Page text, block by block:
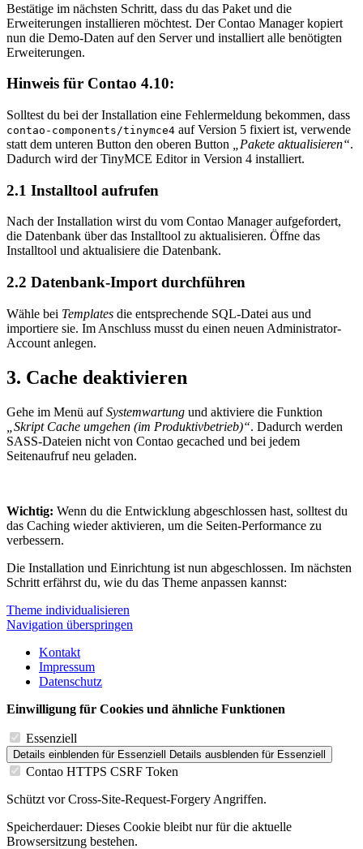
Bestätige im nächsten Schritt, dass du das Paket und die
Erweiterungen installieren möchtest. Der Contao Manager kopiert
nun die Demo-Daten auf den Server und installiert alle benötigten
Erweiterungen.
Hinweis für Contao 4.10:
Solltest du bei der Installation eine Fehlermeldung bekommen, dass
contao-components/tinymce4 auf Version 5 fixiert ist, verwende
statt dem unteren Button den oberen Button
„Pakete aktualisieren“.
Dadurch wird der TinyMCE Editor in Version 4 installiert.
2.1 Installtool aufrufen
Nach der Installation wirst du vom Contao Manager aufgefordert,
die Datenbank über das Installtool zu aktualisieren. Öffne das
Installtool und aktualisiere die Datenbank.
2.2 Datenbank-Import durchführen
Wähle bei Templates die entsprechende SQL-Datei aus und
importiere sie. Im Anschluss musst du einen neuen Administrator-
Account anlegen.
3. Cache deaktivieren
Gehe im Menü aufSystemwartung und aktiviere die Funktion
„Skript Cache umgehen (im Produktivbetrieb)“. Dadurch werden
SASS-Dateien nicht von Contao gecached und bei jedem
Seitenaufruf neu geladen.
Wichtig: Wenn du die Entwicklung abgeschlossen hast, solltest du
das Caching wieder aktivieren, um die Seiten-Performance zu
verbessern.
Die Installation und Einrichtung ist nun abgeschlossen. Im nächsten
Schritt erfährst du, wie du das Theme anpassen kannst:
Theme individualisieren
Navigation überspringen
Kontakt
Impressum
Datenschutz
Einwilligung für Cookies und ähnliche Funktionen
Essenziell
Details einblenden für Essenziell Details ausblenden für Essenziell
Contao HTTPS CSRF Token
Schützt vor Cross-Site-Request-Forgery Angriffen.
Speicherdauer: Dieses Cookie bleibt nur für die aktuelle
Browsersitzung bestehen.